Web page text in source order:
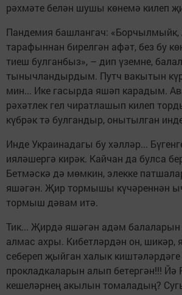
рәхмәте белән шушы көнемә килеп
Пандемия башлангач: «Борчылмыйк,
тарафыннан бирелгән афәт, без бу
тиеш булганбыз», – дип үземне,
тынычландырдым. Путч вакытын
мин... Ике гасырда яшәп карадым.
рәхәтлек гел чиратлашып килеп
күбрәк тә булгандыр, онытылган
Инде Украинадагы бу хәлләр...
ияләшергә кирәк. Кайчан да булса
Бетмәскә дә мөмкин, элекке
яшәгән. Җир тормышы күчәреннән
тормыш дәвам итә.
Тик... Җирдә яшәгән адәм балаларын
алмас ахры. Кибетләрдән он,
себереп җыйган халык
прокладкаларын алып бетергән!!!
кешеләрнең акылын томаладың?